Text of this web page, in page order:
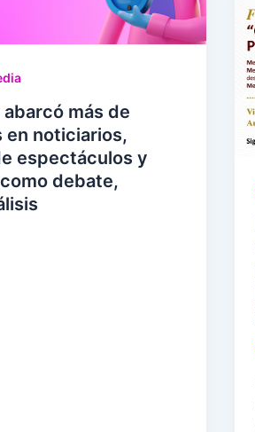
más de
en noticiarios,
espectáculos y
debate,